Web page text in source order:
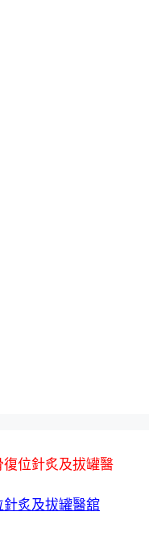
位針炙及拔罐醫
炙及拔罐醫舘